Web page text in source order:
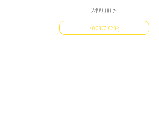
2499,00 zł
Zobacz cenę